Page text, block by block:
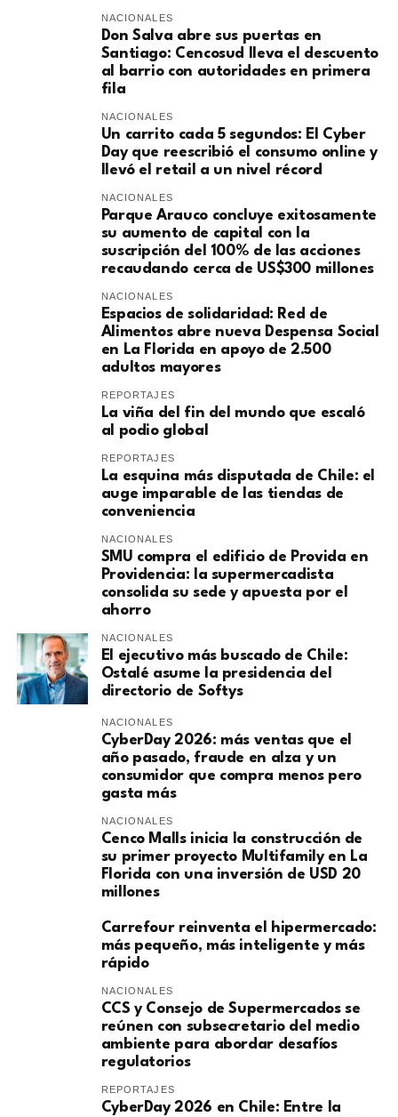
NACIONALES
Don Salva abre sus puertas en
Santiago: Cencosud lleva el descuento
al barrio con autoridades en primera
fila
NACIONALES
Un carrito cada 5 segundos: El Cyber
Day que reescribió el consumo online y
llevó el retail a un nivel récord
NACIONALES
Parque Arauco concluye exitosamente
su aumento de capital con la
suscripción del 100% de las acciones
recaudando cerca de US$300 millones
NACIONALES
Espacios de solidaridad: Red de
Alimentos abre nueva Despensa Social
en La Florida en apoyo de 2.500
adultos mayores
REPORTAJES
La viña del fin del mundo que escaló
al podio global
REPORTAJES
La esquina más disputada de Chile: el
auge imparable de las tiendas de
conveniencia
NACIONALES
SMU compra el edificio de Provida en
Providencia: la supermercadista
consolida su sede y apuesta por el
ahorro
NACIONALES
El ejecutivo más buscado de Chile:
Ostalé asume la presidencia del
directorio de Softys
NACIONALES
CyberDay 2026: más ventas que el
año pasado, fraude en alza y un
consumidor que compra menos pero
gasta más
NACIONALES
Cenco Malls inicia la construcción de
su primer proyecto Multifamily en La
Florida con una inversión de USD 20
millones
Carrefour reinventa el hipermercado:
más pequeño, más inteligente y más
rápido
NACIONALES
CCS y Consejo de Supermercados se
reúnen con subsecretario del medio
ambiente para abordar desafíos
regulatorios
REPORTAJES
CyberDay 2026 en Chile: Entre la